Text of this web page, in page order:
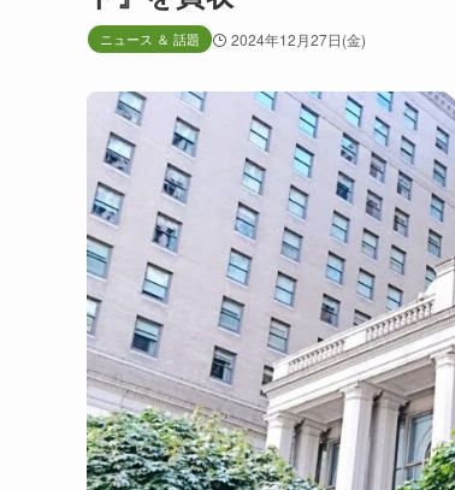
ニュース ＆ 話題 2024年12月27日(金)